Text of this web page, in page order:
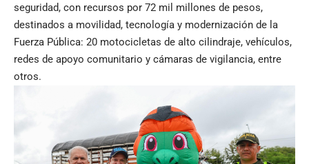
seguridad, con recursos por 72 mil millones de pesos,
destinados a movilidad, tecnología y modernización de la
Fuerza Pública: 20 motocicletas de alto cilindraje, vehículos,
redes de apoyo comunitario y cámaras de vigilancia, entre
otros.